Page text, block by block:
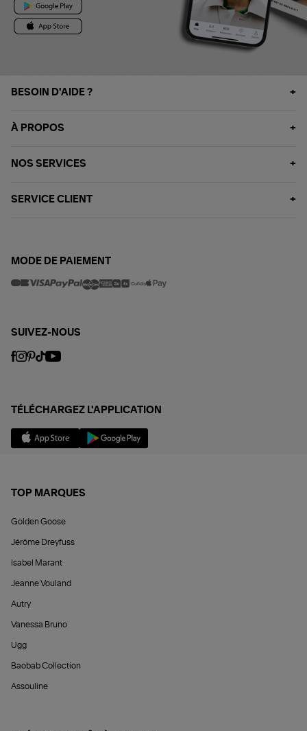
BESOIN D'AIDE ?
À PROPOS
NOS SERVICES
SERVICE CLIENT
MODE DE PAIEMENT
SUIVEZ-NOUS
TÉLÉCHARGEZ L'APPLICATION
TOP MARQUES
Golden Goose
Jérôme Dreyfuss
Isabel Marant
Jeanne Vouland
Autry
Vanessa Bruno
Ugg
Baobab Collection
Assouline